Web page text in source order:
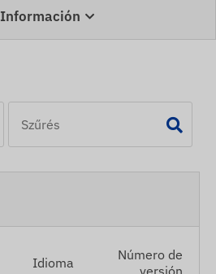
Información
Idioma
Número de
versión